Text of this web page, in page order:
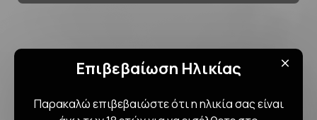
Επιβεβαίωση Ηλικίας
Παρακαλώ επιβεβαιώστε ότι η ηλικία σας είναι